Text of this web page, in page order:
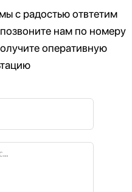
с радостью отвтетим
нам по номеру
оперативную